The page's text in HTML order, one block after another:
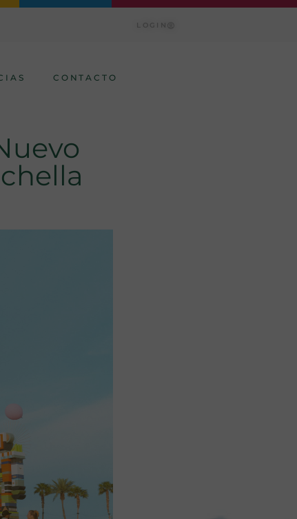
LOGIN
CONTACTO